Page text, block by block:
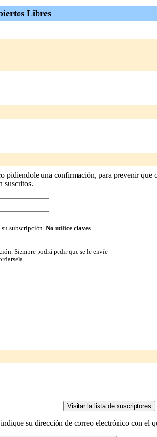
Libres
una confirmación, para prevenir que
suscritos.
subscripción. No utilice claves
Siempre podrá pedir que se le envíe
su dirección de correo electrónico con el